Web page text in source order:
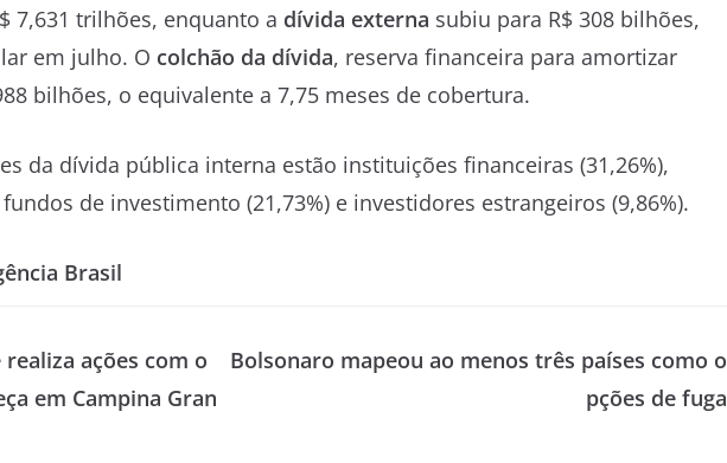
7,631 trilhões, enquanto a dívida externa subiu para R$ 308 bilhões,
em julho. O colchão da dívida, reserva financeira para amortizar
bilhões, o equivalente a 7,75 meses de cobertura.
da dívida pública interna estão instituições financeiras (31,26%),
de investimento (21,73%) e investidores estrangeiros (9,86%).
Brasil
ações com o
em Campina Gran
Bolsonaro mapeou ao menos três países como o
pções de fuga